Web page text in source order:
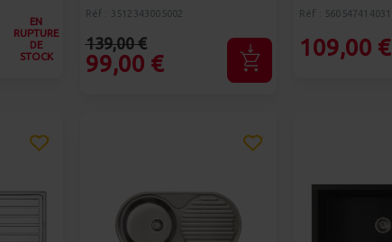
EN
RUPTURE
DE
STOCK
Réf : 3512343005002
99,00 €
139,00 €
Réf :
109,00 €